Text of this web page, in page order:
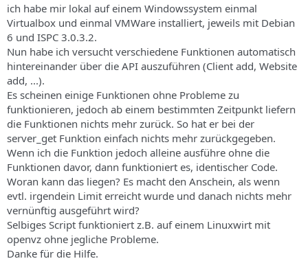
s
T
h
e
m
a
s
d
a
t
u
m
ich habe mir lokal auf einem Windowssystem einmal
Virtualbox und einmal VMWare installiert, jeweils mit Debian
6 und ISPC 3.0.3.2.
Nun habe ich versucht verschiedene Funktionen automatisch
hintereinander über die API auszuführen (Client add, Website
add, ...).
Es scheinen einige Funktionen ohne Probleme zu
funktionieren, jedoch ab einem bestimmten Zeitpunkt liefern
die Funktionen nichts mehr zurück. So hat er bei der
server_get Funktion einfach nichts mehr zurückgegeben.
Wenn ich die Funktion jedoch alleine ausführe ohne die
Funktionen davor, dann funktioniert es, identischer Code.
Woran kann das liegen? Es macht den Anschein, als wenn
evtl. irgendein Limit erreicht wurde und danach nichts mehr
vernünftig ausgeführt wird?
Selbiges Script funktioniert z.B. auf einem Linuxwirt mit
openvz ohne jegliche Probleme.
Danke für die Hilfe.